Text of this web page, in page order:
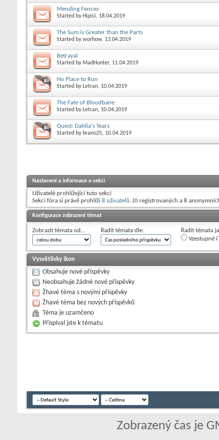
Mending Fences
Started by Hipisi, 18.04.2019
The Sum is Greater than the Parts
Started byworhow, 13.04.2019
Betrayal
Started by MadHunter, 11.04.2019
No Place to Run
Started by Letran, 10.04.2019
The Fate of Bloodbane
Started by Letran, 10.04.2019
Quest: Dahlia's Tears
Started by brano25, 10.04.2019
Nastavení a informace o sekci
Uživatelé prohlížející tuto sekci
Sekci fóra si právě prohlíží8 uživatelů. (0 registrovaných a 8
Konfigurace zobrazení témat
Zobrazit témata od… Řadit témata dle:
Řadit témata
Vzestupné
Vysvětlivky ikon
Obsahuje nové příspěvky
Neobsahuje žádné nové příspěvky
Žhavé téma s novými příspěvky
Žhavé téma bez nových příspěvků
Téma je uzamčeno
Přispíval jste k tématu
Zobrazený čas je